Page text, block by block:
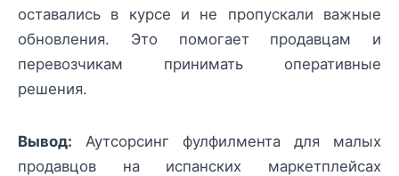
оставались в курсе и не пропускали важные
обновления. Это помогает продавцам и
перевозчикам принимать оперативные
решения.
Вывод: Аутсорсинг фулфилмента для малых
продавцов на испанских маркетплейсах